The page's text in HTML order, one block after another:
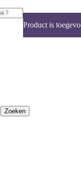
Product is
Zoeken